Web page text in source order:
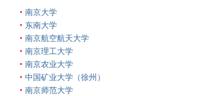
南京大学
东南大学
南京航空航天大学
南京理工大学
南京农业大学
中国矿业大学（徐州）
南京师范大学